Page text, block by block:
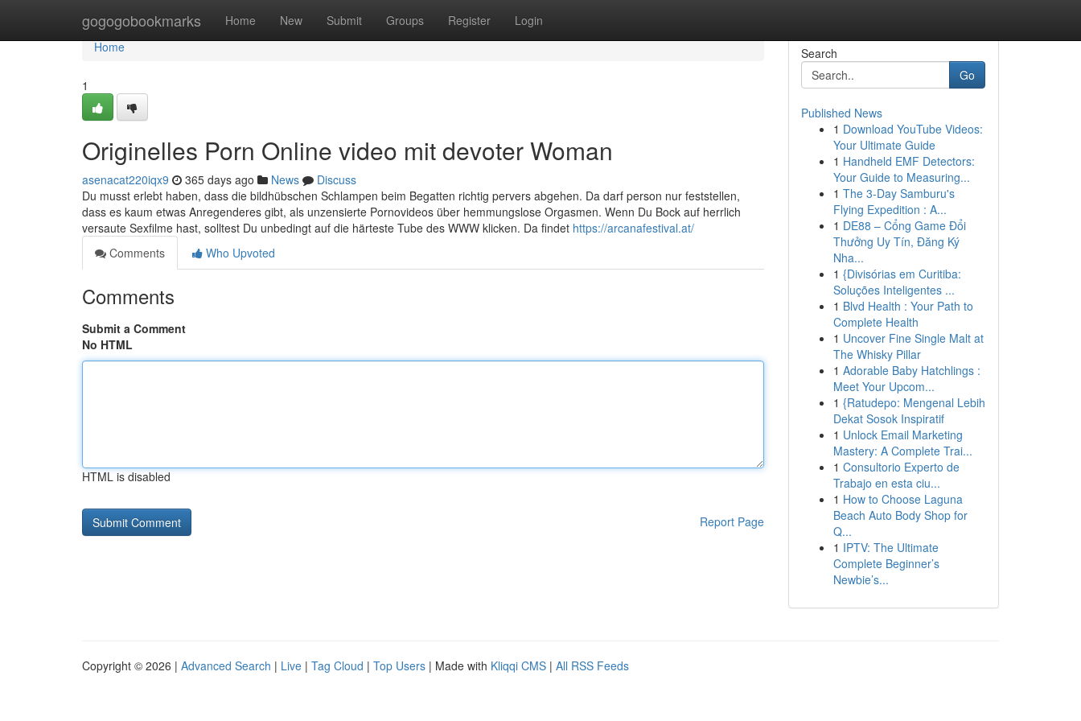
gogogobookmarks Home New Submit Groups Register Login
Home
Home
1
Originelles Porn Online video mit devoter Woman
asenacat220iqx9 365 days ago News
Discuss
Du musst erlebt haben, dass die bildhübschen Schlampen beim Begatten richtig pervers abgehen. Da darf person nur feststellen,
dass es kaum etwas Anregenderes gibt, als unzensierte Pornovideos über hemmungslose Orgasmen. Wenn Du Bock auf herrlich
versaute Sexfilme hast, solltest Du unbedingt auf die härteste Tube des WWW klicken. Da findet https://arcanafestival.at/
Comments
Who Upvoted
Comments
Submit a Comment
No HTML
HTML is disabled
Report Page
Search
Go
Published News
1 Download YouTube Videos:
Your Ultimate Guide
1 Handheld EMF Detectors:
Your Guide to Measuring...
1 The 3-Day Samburu's
Flying Expedition : A...
1 DE88 – Cổng Game Đổi
Thưởng Uy Tín, Đăng Ký
Nha...
1 {Divisórias em Curitiba:
Soluções Inteligentes ...
1 Blvd Health : Your Path to
Complete Health
1 Uncover Fine Single Malt at
The Whisky Pillar
1 Adorable Baby Hatchlings :
Meet Your Upcom...
1 {Ratudepo: Mengenal Lebih
Dekat Sosok Inspiratif
1 Unlock Email Marketing
Mastery: A Complete Trai...
1 Consultorio Experto de
Trabajo en esta ciu...
1 How to Choose Laguna
Beach Auto Body Shop for
Q...
1 IPTV: The Ultimate
Complete Beginner’s
Newbie’s...
Copyright © 2026 | Advanced Search | Live | Tag Cloud | Top Users | Made with Kliqqi CMS | All RSS Feeds